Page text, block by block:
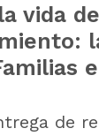
vida
de